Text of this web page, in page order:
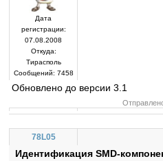
Дата
регистрации:
07.08.2008
Откуда:
Тирасполь
Сообщений: 7458
Обновлено до версии 3.1
78L05
Идентификация SMD-